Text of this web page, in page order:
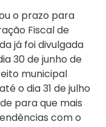
o prazo para
Fiscal de
já foi divulgada
30 de junho de
municipal
o dia 31 de julho
para que mais
com o